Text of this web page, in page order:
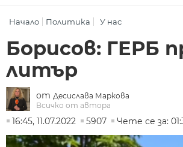
Начало Политика У нас
Борисов: ГЕРБ
литър
от Десислава Маркова
Всичко от автора
16:45, 11.07.2022
5907 Чете се за: